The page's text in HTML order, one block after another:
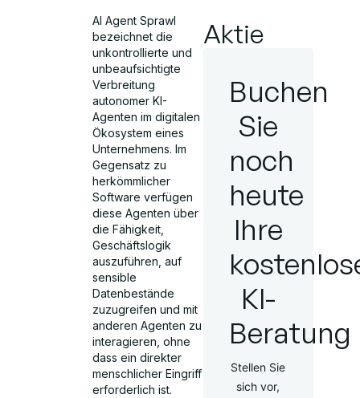
AI Agent Sprawl
bezeichnet die
unkontrollierte und
unbeaufsichtigte
Verbreitung
autonomer KI-
Agenten im digitalen
Ökosystem eines
Unternehmens. Im
Gegensatz zu
herkömmlicher
Software verfügen
diese Agenten über
die Fähigkeit,
Geschäftslogik
auszuführen, auf
sensible
Datenbestände
zuzugreifen und mit
anderen Agenten zu
interagieren, ohne
dass ein direkter
menschlicher Eingriff
erforderlich ist.
Aktie
Buchen
Sie
noch
heute
Ihre
KI-
Beratung
Stellen Sie
sich vor,